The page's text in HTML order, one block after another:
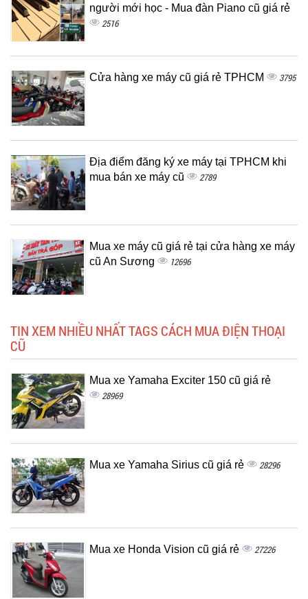
người mới học - Mua đàn Piano cũ giá rẻ
2516
Cửa hàng xe máy cũ giá rẻ TPHCM 3795
Địa điểm đăng ký xe máy tại TPHCM khi
mua bán xe máy cũ
2789
Mua xe máy cũ giá rẻ tại cửa hàng xe máy
cũ An Sương
12696
TIN XEM NHIỀU NHẤT TAGS CÁCH MUA ĐIỆN THOẠI
CŨ
Mua xe Yamaha Exciter 150 cũ giá rẻ
28969
Mua xe Yamaha Sirius cũ giá rẻ 28296
Mua xe Honda Vision cũ giá rẻ 27226